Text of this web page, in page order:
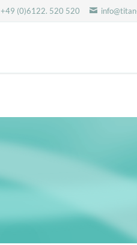
+49 (0)6122. 520 520